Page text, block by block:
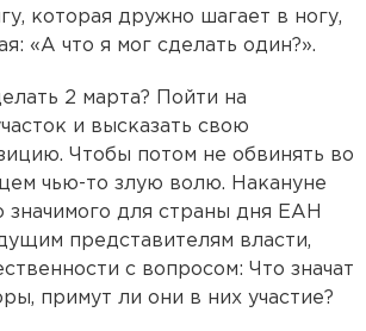
которая дружно шагает в ногу,
«А что я мог сделать один?».
2 марта? Пойти на
и высказать свою
Чтобы потом не обвинять во
чью-то злую волю. Накануне
значимого для страны дня ЕАН
представителям власти,
с вопросом: Что значат
примут ли они в них участие?